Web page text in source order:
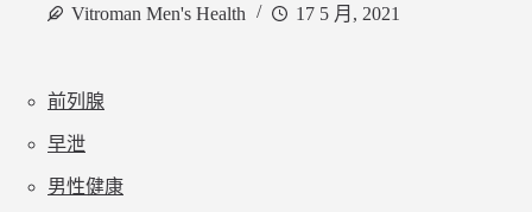
Vitroman Men's Health 17 5 月, 2021
前列腺
早泄
男性健康